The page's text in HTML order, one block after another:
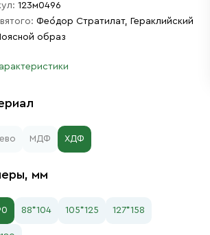
123м0496
Фео́дор Стратилат, Гераклийский
образ
МДФ ХДФ
мм
88*104 105*125 127*158